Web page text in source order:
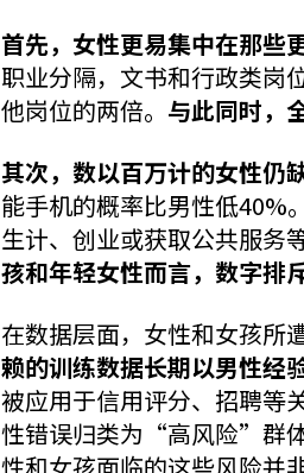
首先，女性更易集中在那些
职业分隔，文书和行政类岗
他岗位的两倍。 与此同时，
其次，数以百万计的女性仍
能手机的概率比男性低40%
生计、创业或获取公共服务
孩和年轻女性而言，数字排
在数据层面，女性和女孩所
赖的训练数据长期以男性经
被应用于信用评分、招聘等
性错误归类为“高风险”群